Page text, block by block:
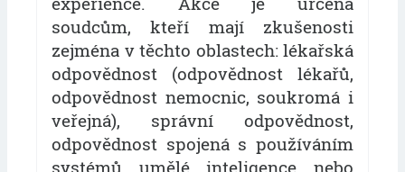
soudcům, kteří mají zkušenosti
zejména v těchto oblastech: lékařská
odpovědnost (odpovědnost lékařů,
odpovědnost nemocnic, soukromá i
veřejná), správní odpovědnost,
odpovědnost spojená s používáním
systémů umělé inteligence nebo